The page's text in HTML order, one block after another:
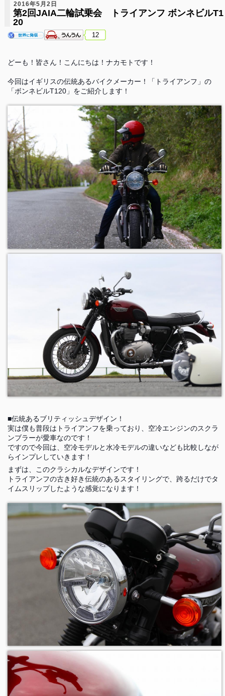
2016年5月2日
第2回JAIA二輪試乗会 トライアンフ ボンネビルT1
20
12
どーも！皆さん！こんにちは！ナカモトです！
今回はイギリスの伝統あるバイクメーカー！「トライアンフ」の
「ボンネビルT120」をご紹介します！
■伝統あるブリティッシュデザイン！
実は僕も普段はトライアンフを乗っており、空冷エンジンのスクラ
ンブラーが愛車なのです！
ですので今回は、空冷モデルと水冷モデルの違いなども比較しなが
らインプレしていきます！
まずは、このクラシカルなデザインです！
トライアンフの古き好き伝統のあるスタイリングで、跨るだけでタ
イムスリップしたような感覚になります！